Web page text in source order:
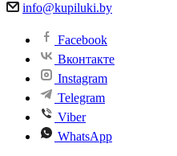
info@kupiluki.by
Facebook
Вконтакте
Instagram
Telegram
Viber
WhatsApp